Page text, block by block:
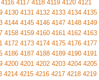
4116 4117 4118 4119 4120 4121
4130 4131 4132 4133 4134 4135
4144 4145 4146 4147 4148 4149
4158 4159 4160 4161 4162 4163
4172 4173 4174 4175 4176 4177
4186 4187 4188 4189 4190 4191
4200 4201 4202 4203 4204 4205
4214 4215 4216 4217 4218 4219